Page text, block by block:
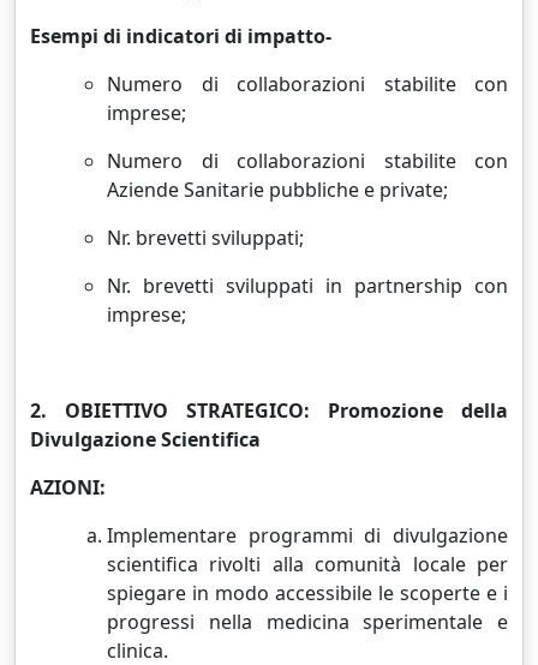
Esempi di indicatori di impatto-
Numero di collaborazioni stabilite con
imprese;
Numero di collaborazioni stabilite con
Aziende Sanitarie pubbliche e private;
Nr. brevetti sviluppati;
Nr. brevetti sviluppati in partnership con
imprese;
2. OBIETTIVO STRATEGICO: Promozione della
Divulgazione Scientifica
AZIONI:
Implementare programmi di divulgazione
scientifica rivolti alla comunità locale per
spiegare in modo accessibile le scoperte e i
progressi nella medicina sperimentale e
clinica.